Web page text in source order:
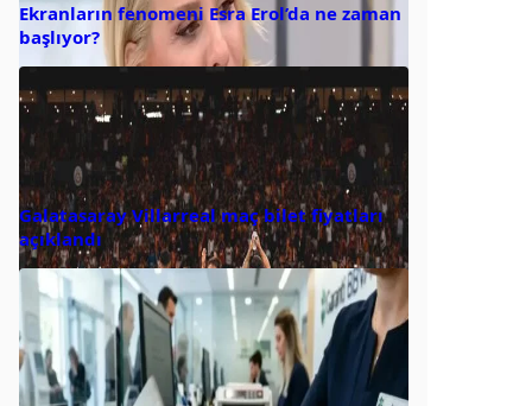
Ekranların fenomeni Esra Erol’da ne zaman
başlıyor?
Galatasaray Villarreal maç bilet fiyatları
açıklandı